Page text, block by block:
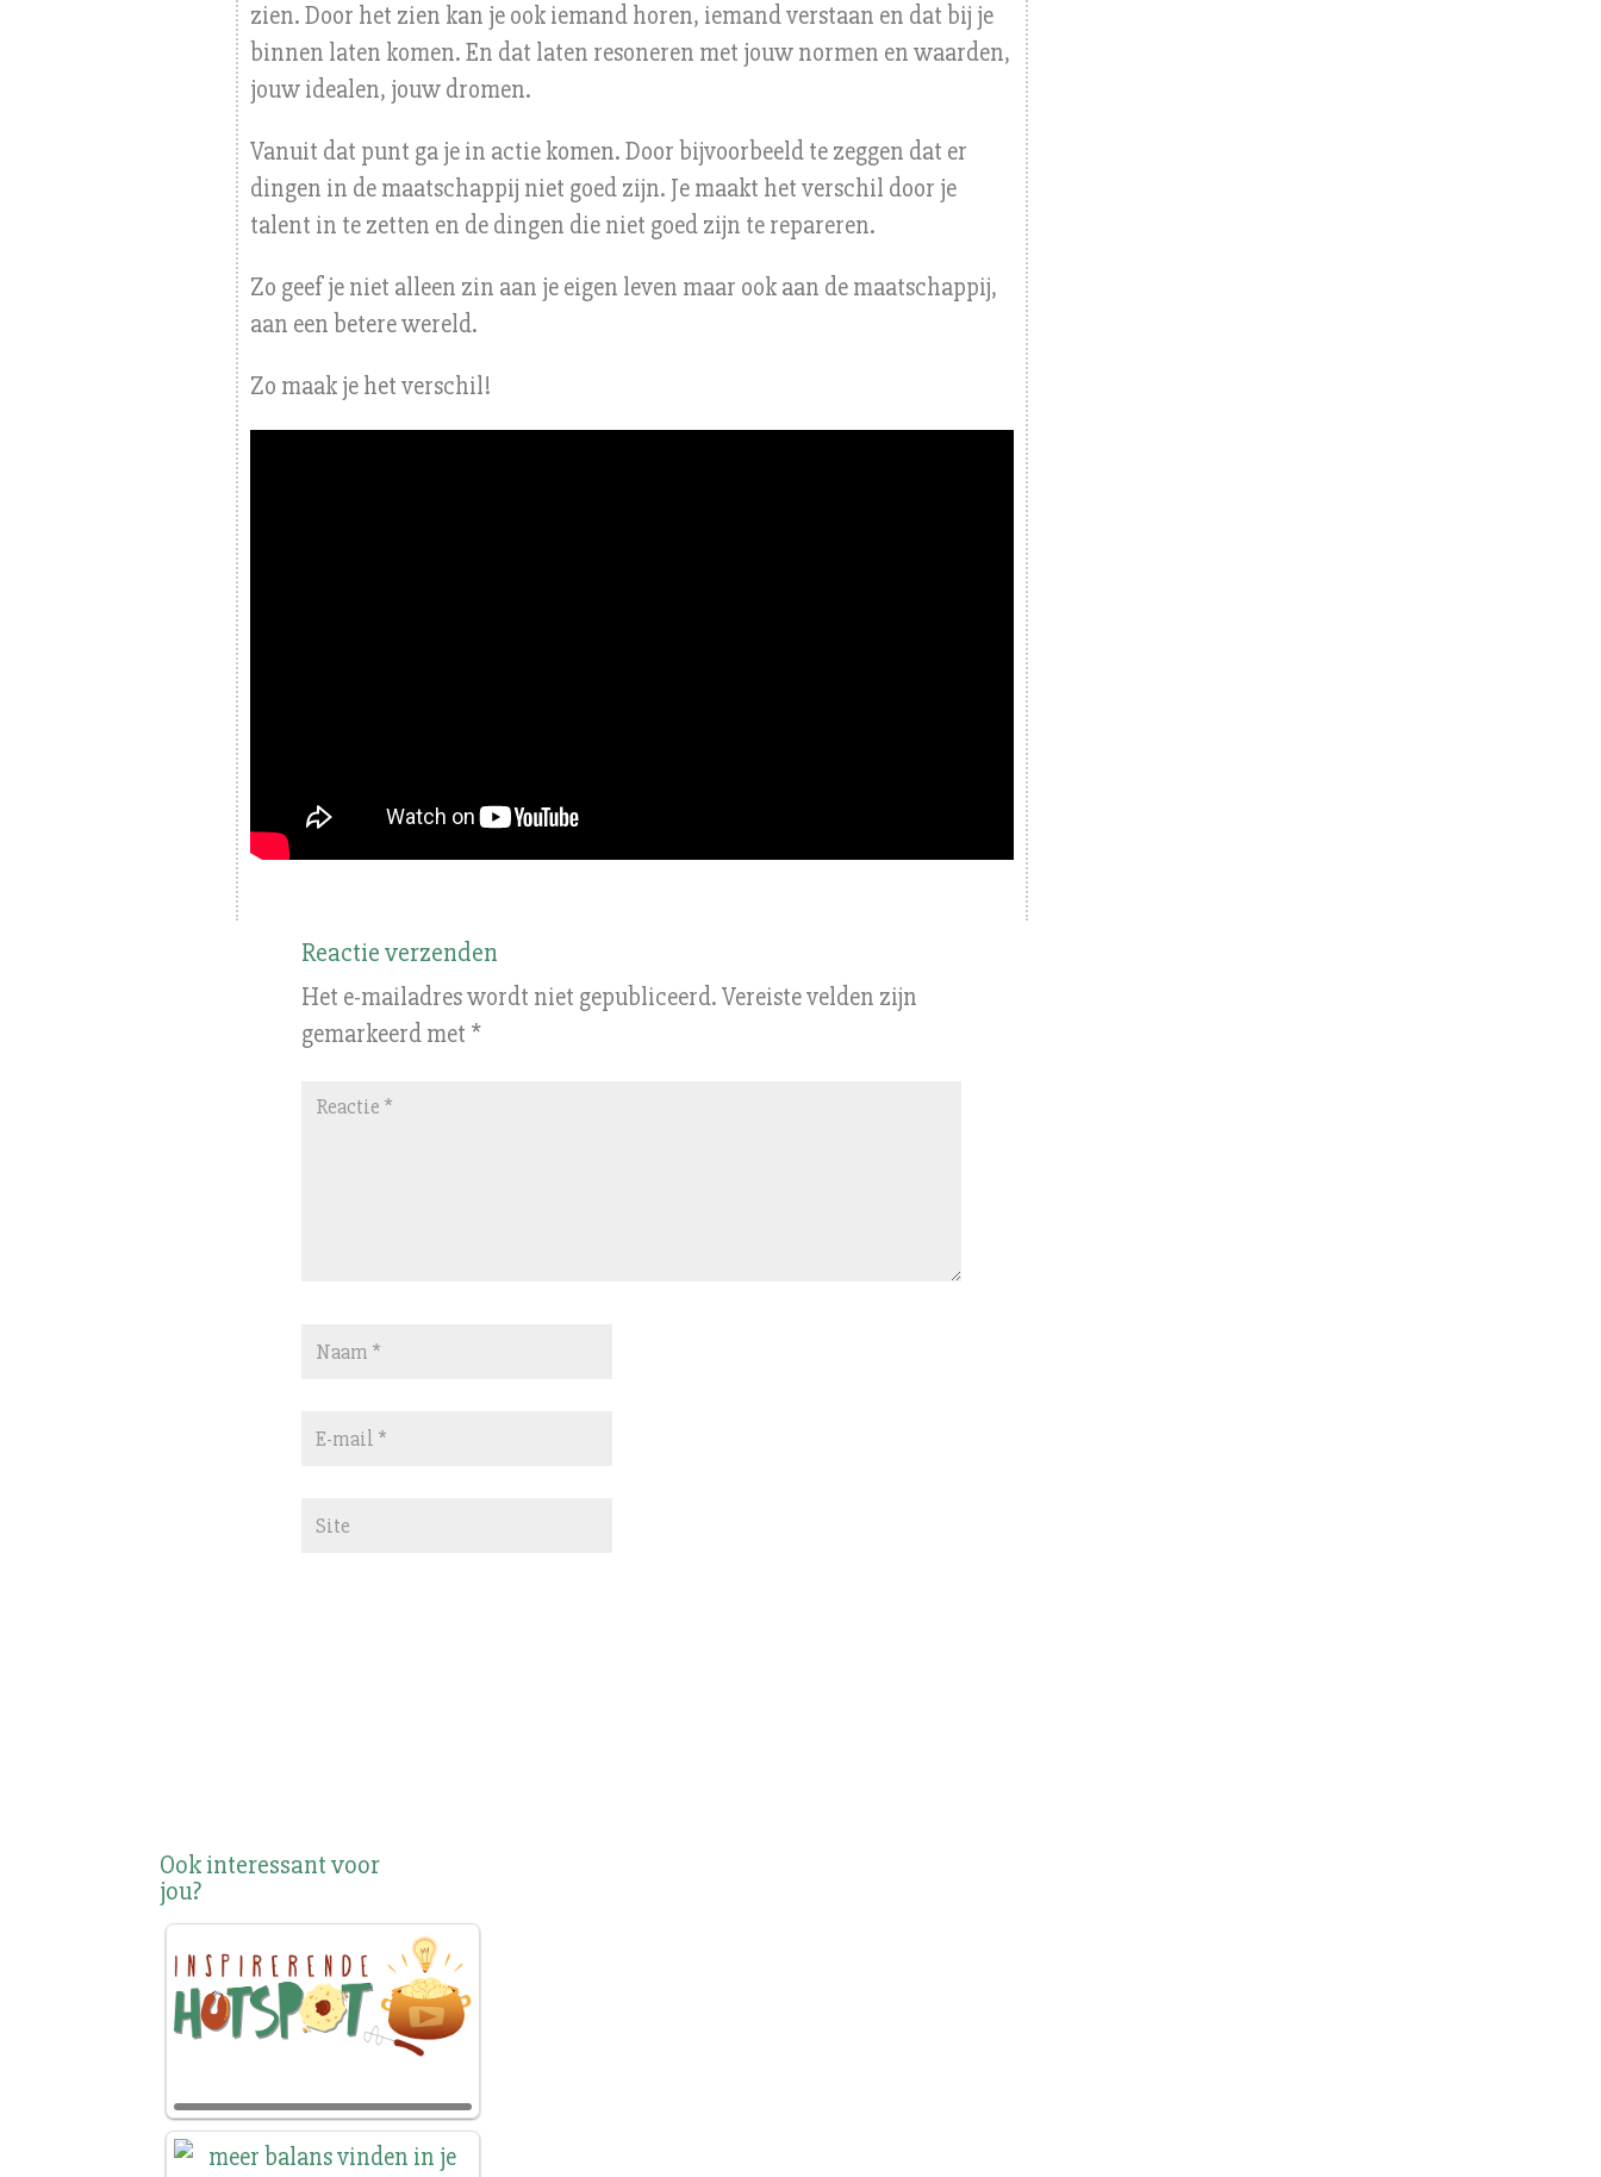
zien. Door het zien kan je ook iemand horen, iemand verstaan en dat bij je
binnen laten komen. En dat laten resoneren met jouw normen en waarden,
jouw idealen, jouw dromen.
Vanuit dat punt ga je in actie komen. Door bijvoorbeeld te zeggen dat er
dingen in de maatschappij niet goed zijn. Je maakt het verschil door je
talent in te zetten en de dingen die niet goed zijn te repareren.
Zo geef je niet alleen zin aan je eigen leven maar ook aan de maatschappij,
aan een betere wereld.
Zo maak je het verschil!
Reactie verzenden
Het e-mailadres wordt niet gepubliceerd. Vereiste velden zijn
gemarkeerd met *
Ook interessant voor
jou?